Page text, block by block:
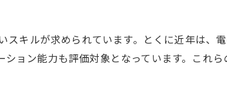
理由を徹底解説
収益性で優れる根拠
キルが求められています。とくに近年は、電
ョン能力も評価対象となっています。これ